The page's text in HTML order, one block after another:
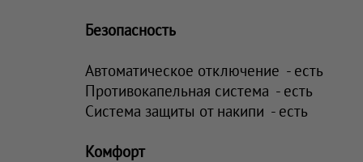
Безопасность
Автоматическое отключение - есть
Противокапельная система - есть
Система защиты от накипи - есть
Комфорт